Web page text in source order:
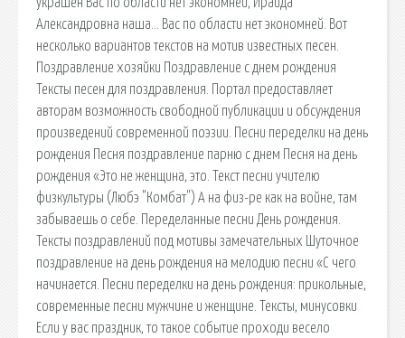
Александровна наша… Вас по области нет экономней. Вот
несколько вариантов текстов на мотив известных песен.
Поздравление хозяйки Поздравление с днем рождения
Тексты песен для поздравления. Портал предоставляет
авторам возможность свободной публикации и обсуждения
произведений современной поэзии. Песни переделки на день
рождения Песня поздравление парню с днем Песня на день
рождения «Это не женщина, это. Текст песни учителю
физкультуры (Любэ "Комбат") А на физ-ре как на войне, там
забываешь о себе. Переделанные песни День рождения.
Тексты поздравлений под мотивы замечательных Шуточное
поздравление на день рождения на мелодию песни «С чего
начинается. Песни переделки на день рождения: прикольные,
современные песни мужчине и женщине. Тексты, минусовки
Если у вас праздник, то такое событие проходи весело